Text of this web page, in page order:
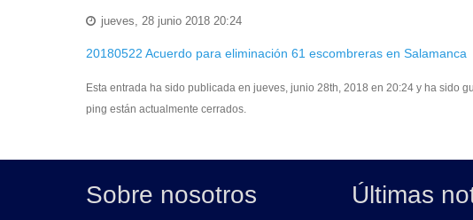
jueves, 28 junio 2018 20:24
20180522 Acuerdo para eliminación 61 escombreras en Salamanca
Esta entrada ha sido publicada en jueves, junio 28th, 2018 en 20:24 y ha sido
ping están actualmente cerrados.
Sobre nosotros
Últimas